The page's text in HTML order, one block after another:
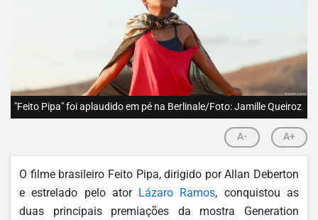
"Feito Pipa" foi aplaudido em pé na Berlinale/Foto: Jamille Queiroz
A- A+
O filme brasileiro Feito Pipa, dirigido por Allan Deberton
e estrelado pelo ator Lázaro Ramos, conquistou as
duas principais premiações da mostra Generation